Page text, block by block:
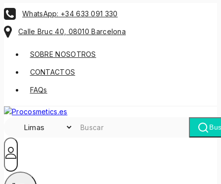
WhatsApp: +34 633 091 330
Calle Bruc 40, 08010 Barcelona
SOBRE NOSOTROS
CONTACTOS
FAQs